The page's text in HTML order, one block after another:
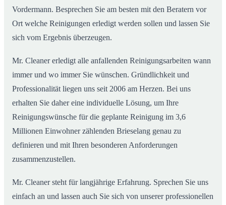
Vordermann. Besprechen Sie am besten mit den Beratern vor
Ort welche Reinigungen erledigt werden sollen und lassen Sie
sich vom Ergebnis überzeugen.
Mr. Cleaner erledigt alle anfallenden Reinigungsarbeiten wann
immer und wo immer Sie wünschen. Gründlichkeit und
Professionalität liegen uns seit 2006 am Herzen. Bei uns
erhalten Sie daher eine individuelle Lösung, um Ihre
Reinigungswünsche für die geplante Reinigung im 3,6
Millionen Einwohner zählenden Brieselang genau zu
definieren und mit Ihren besonderen Anforderungen
zusammenzustellen.
Mr. Cleaner steht für langjährige Erfahrung. Sprechen Sie uns
einfach an und lassen auch Sie sich von unserer professionellen